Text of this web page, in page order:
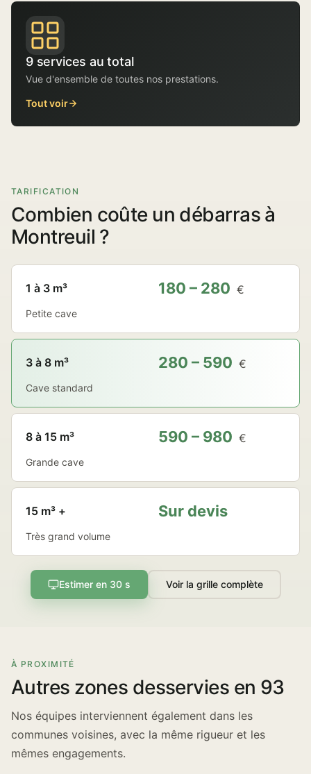
9 services au total
Vue d'ensemble de toutes nos prestations.
Tout voir
TARIFICATION
Combien coûte un débarras à
Montreuil ?
1 à 3 m³ 180 – 280 €
Petite cave
3 à 8 m³ 280 – 590 €
Cave standard
8 à 15 m³ 590 – 980 €
Grande cave
15 m³ + Sur devis
Très grand volume
Estimer en 30 s Voir la grille complète
À PROXIMITÉ
Autres zones desservies en 93
Nos équipes interviennent également dans les
communes voisines, avec la même rigueur et les
mêmes engagements.